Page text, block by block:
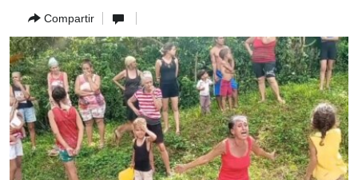
principal
la
búsqueda
SOBRE CUBA
DEPORTES
ARTE Y ENTRETENIMIENTO
OPINIÓN GRÁFICA
AUDIOVISUALES MARTÍ
RADIO MARTÍ
ESPECIALES
Compartir